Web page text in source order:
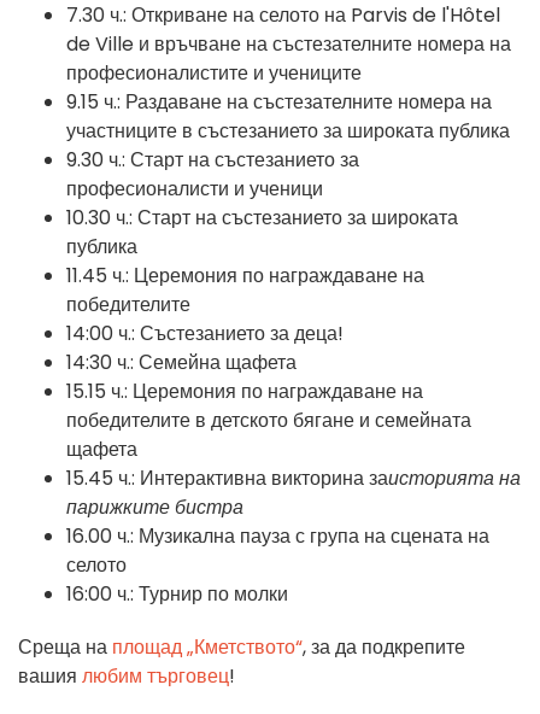
7.30 ч.: Откриване на селото на Parvis de l'Hôtel
de Ville и връчване на състезателните номера на
професионалистите и учениците
9.15 ч.: Раздаване на състезателните номера на
участниците в състезанието за широката публика
9.30 ч.: Старт на състезанието за
професионалисти и ученици
10.30 ч.: Старт на състезанието за широката
публика
11.45 ч.: Церемония по награждаване на
победителите
14:00 ч.: Състезанието за деца!
14:30 ч.: Семейна щафета
15.15 ч.: Церемония по награждаване на
победителите в детското бягане и семейната
щафета
15.45 ч.: Интерактивна викторина заисторията на
парижките бистра
16.00 ч.: Музикална пауза с група на сцената на
селото
16:00 ч.: Турнир по молки
Среща на площад „Кметството“, за да подкрепите
вашия любим търговец!